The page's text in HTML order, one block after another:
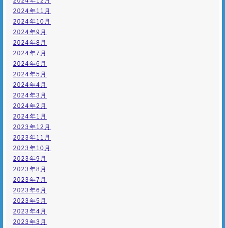
2024年11月
2024年10月
2024年9月
2024年8月
2024年7月
2024年6月
2024年5月
2024年4月
2024年3月
2024年2月
2024年1月
2023年12月
2023年11月
2023年10月
2023年9月
2023年8月
2023年7月
2023年6月
2023年5月
2023年4月
2023年3月